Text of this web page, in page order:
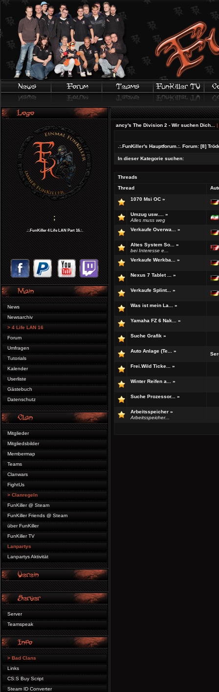
;
.:.FunKiller 4 Life LAN Part 16.:.
News
Newsarchiv
> 4 Life LAN 16
Forum
Umfragen
Tutorials
Kalender
Userliste
Gästebuch
Datenschutz
Mitglieder
Mitgliedsbilder
Membermap
Teams
Clanwars
FightUs
> Clanregeln
FunKiller @ Steam
FunKiller Friends @ Steam
über FunKiller
FunKiller TV
Lanpartys
Lanpartys Aktivität
Server
Teamspeak
> Bad Clans
Links
CS:S Buy Script
Steam ID Converter
20 | Offizieller Gameplay-Trailer Tom Clancy's The Division 2 - Wir suchen Dich...|
.:.FunKiller's Hauptforum.:. Forum: [8]
In dieser Kategorie suchen:
Threads
Thread
1070 Msi OC »
Umzug usw....
»
Alles muss weg
Verkaufe Overwa...
»
Altes System So...
»
bei Interesse e...
Verkaufe Werkba...
»
Nexus 7 Tablet ... »
Verkaufe Splint... »
Was ist mein La... »
Yamaha FZ 6 Nak... »
Suche Grafik »
Auto Anlage (Te... »
Frei.Wild Ticke... »
Winter Reifen a... »
Suche Prozessor... »
Arbeitsspeicher »
Arbeitsspeicher...